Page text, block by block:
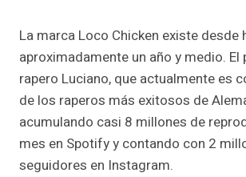
La marca Loco Chicken existe desde
aproximadamente un año y medio. El
rapero Luciano, que actualmente es
de los raperos más exitosos de
acumulando casi 8 millones de
mes en Spotify y contando con 2
seguidores en Instagram.